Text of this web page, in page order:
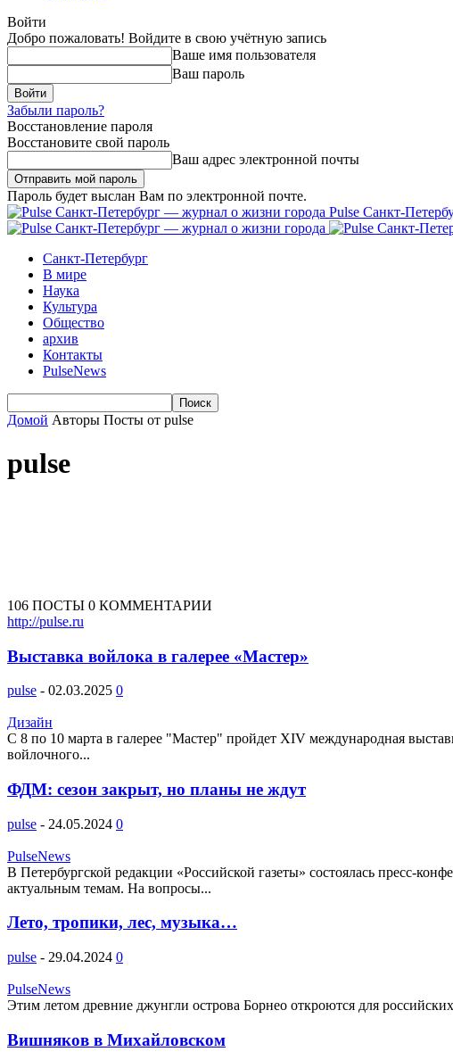
Войти
Добро пожаловать! Войдите в свою учётную запись
Ваше имя пользователя
Ваш пароль
Забыли пароль?
Восстановление пароля
Восстановите свой пароль
Ваш адрес электронной почты
Пароль будет выслан Вам по электронной почте.
Pulse Санкт-
Санкт-Петербург
В мире
Наука
Культура
Общество
архив
Контакты
PulseNews
Домой Авторы Посты от pulse
pulse
106 ПОСТЫ 0 КОММЕНТАРИИ
http://pulse.ru
Выставка войлока в галерее «Мастер»
pulse - 02.03.2025 0
Дизайн
С 8 по 10 марта в галерее "Мастер" пройдет XIV международная
войлочного...
ФДМ: сезон закрыт, но планы не ждут
pulse - 24.05.2024 0
PulseNews
В Петербургской редакции «Российской газеты» состоялась пресс-
актуальным темам. На вопросы...
Лето, тропики, лес, музыка…
pulse - 29.04.2024 0
PulseNews
Этим летом древние джунгли острова Борнео откроются для
Вишняков в Михайловском